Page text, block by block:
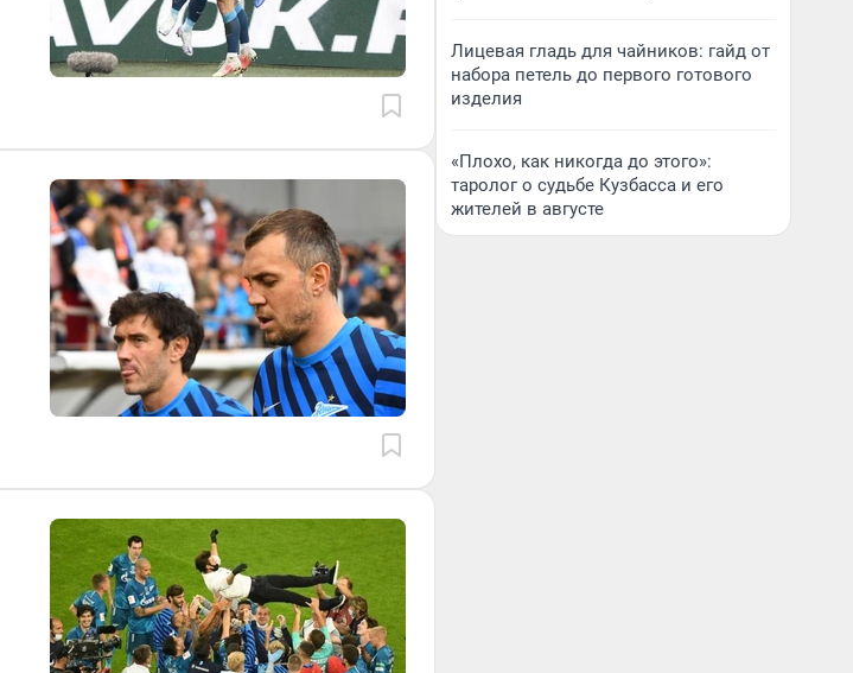
Лицевая гладь для чайников: гайд от
набора петель до первого готового
изделия
«Плохо, как никогда до этого»:
таролог о судьбе Кузбасса и его
жителей в августе